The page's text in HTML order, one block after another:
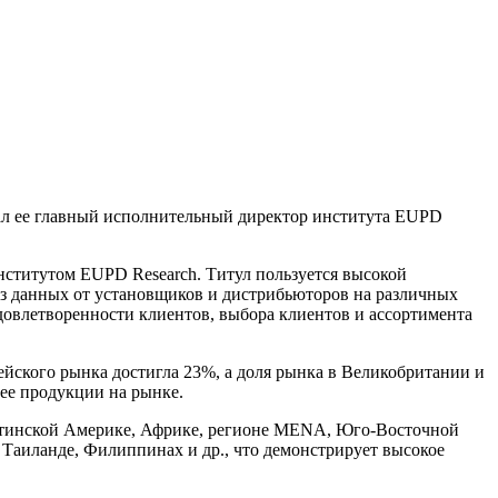
главный исполнительный директор института EUPD
EUPD Research. Титул пользуется высокой
данных от установщиков и дистрибьюторов на различных
клиентов, выбора клиентов и ассортимента
рынка достигла 23%, а доля рынка в Великобритании и
продукции на рынке.
Америке, Африке, регионе МЕNА, Юго-Восточной
Филиппинах и др., что демонстрирует высокое